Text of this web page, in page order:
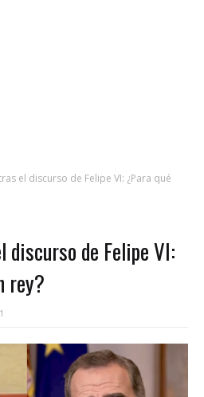
el discurso de Felipe VI: ¿Para qué
de Felipe VI:
rey?